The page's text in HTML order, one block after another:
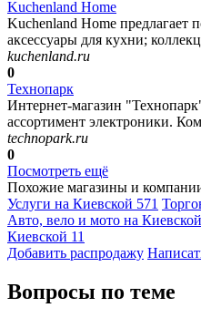
Kuchenland Home
Kuchenland Home предлагает
аксессуары для кухни;
kuchenland.ru
0
Технопарк
Интернет-магазин
ассортимент электроники.
technopark.ru
0
Посмотреть ещё
Похожие магазины и
Услуги на Киевской 571
Авто, вело и мото на Киевской
Киевской 11
Добавить раcпродажу
Вопросы по теме